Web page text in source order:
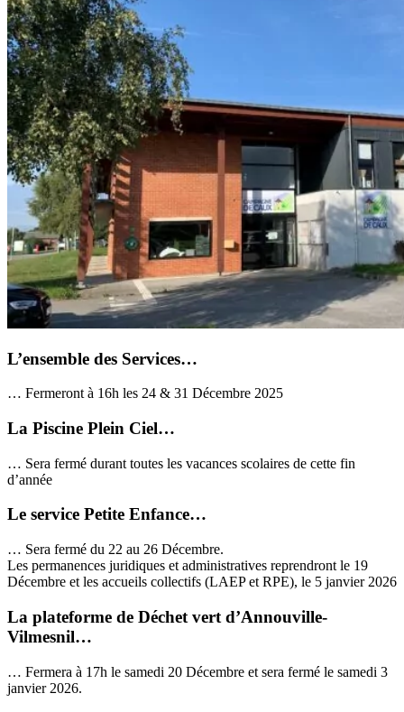
L’ensemble des Services…
… Fermeront à 16h les 24 & 31 Décembre 2025
La Piscine Plein Ciel…
… Sera fermé durant toutes les vacances scolaires de cette fin
d’année
Le service Petite Enfance…
… Sera fermé du 22 au 26 Décembre.
Les permanences juridiques et administratives reprendront le 19
Décembre et les accueils collectifs (LAEP et RPE), le 5 janvier 2026
La plateforme de Déchet vert d’Annouville-
Vilmesnil…
… Fermera à 17h le samedi 20 Décembre et sera fermé le samedi 3
janvier 2026.